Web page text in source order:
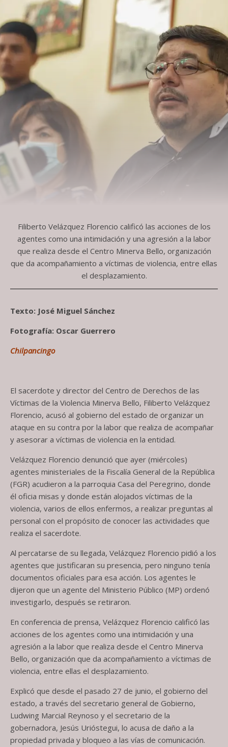
Filiberto Velázquez Florencio calificó las acciones de los
agentes como una intimidación y una agresión a la labor
que realiza desde el Centro Minerva Bello, organización
que da acompañamiento a víctimas de violencia, entre ellas
el desplazamiento.
Texto: José Miguel Sánchez
Fotografía: Oscar Guerrero
Chilpancingo
El sacerdote y director del Centro de Derechos de las
Víctimas de la Violencia Minerva Bello, Filiberto Velázquez
Florencio, acusó al gobierno del estado de organizar un
ataque en su contra por la labor que realiza de acompañar
y asesorar a víctimas de violencia en la entidad.
Velázquez Florencio denunció que ayer (miércoles)
agentes ministeriales de la Fiscalía General de la República
(FGR) acudieron a la parroquia Casa del Peregrino, donde
él oficia misas y donde están alojados víctimas de la
violencia, varios de ellos enfermos, a realizar preguntas al
personal con el propósito de conocer las actividades que
realiza el sacerdote.
Al percatarse de su llegada, Velázquez Florencio pidió a los
agentes que justificaran su presencia, pero ninguno tenía
documentos oficiales para esa acción. Los agentes le
dijeron que un agente del Ministerio Público (MP) ordenó
investigarlo, después se retiraron.
En conferencia de prensa, Velázquez Florencio calificó las
acciones de los agentes como una intimidación y una
agresión a la labor que realiza desde el Centro Minerva
Bello, organización que da acompañamiento a víctimas de
violencia, entre ellas el desplazamiento.
Explicó que desde el pasado 27 de junio, el gobierno del
estado, a través del secretario general de Gobierno,
Ludwing Marcial Reynoso y el secretario de la
gobernadora, Jesús Urióstegui, lo acusa de daño a la
propiedad privada y bloqueo a las vías de comunicación.